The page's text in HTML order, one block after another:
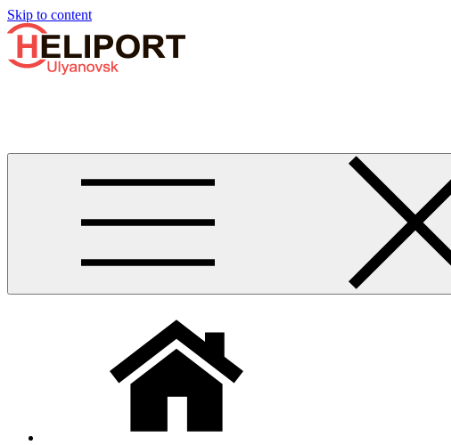
Skip to content